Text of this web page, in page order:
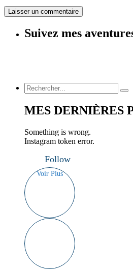
Suivez mes
MES DERNIÈRES
Something is wrong.
Instagram token error.
Follow
Voir Plus